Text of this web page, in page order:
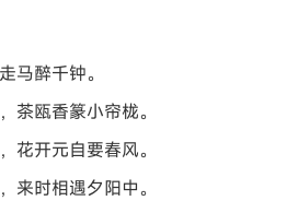
马醉千钟。
茶瓯香篆小帘栊。
花开元自要春风。
来时相遇夕阳中。